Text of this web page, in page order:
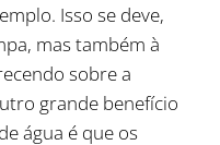
Isso se deve,
mas também à
sobre a
grande benefício
água é que os